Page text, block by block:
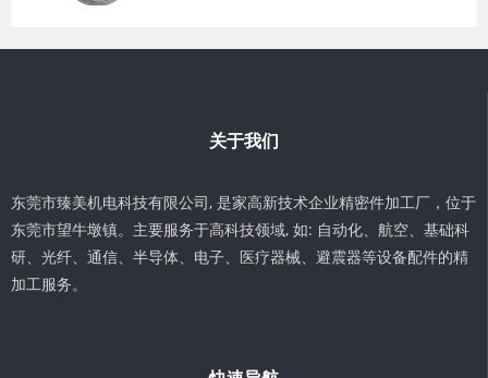
关于我们
东莞市臻美机电科技有限公司, 是家高新技术企业精密件加工厂，位于
东莞市望牛墩镇。主要服务于高科技领域, 如: 自动化、航空、基础科
研、光纤、通信、半导体、电子、医疗器械、避震器等设备配件的精
加工服务。